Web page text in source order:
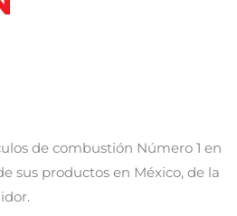
de combustión Número 1 en
sus productos en México, de la